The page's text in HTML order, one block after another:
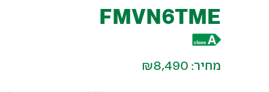
FMVN6TME
מחיר: ₪8,490